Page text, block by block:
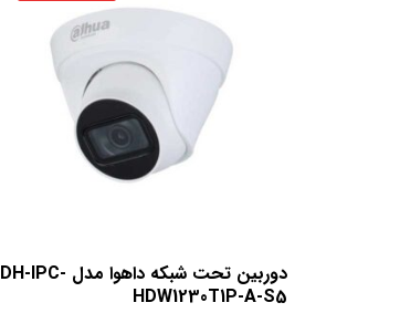
دوربین تحت شبکه داهوا مدل DH-IPC-
HDW1230T1P-A-S5